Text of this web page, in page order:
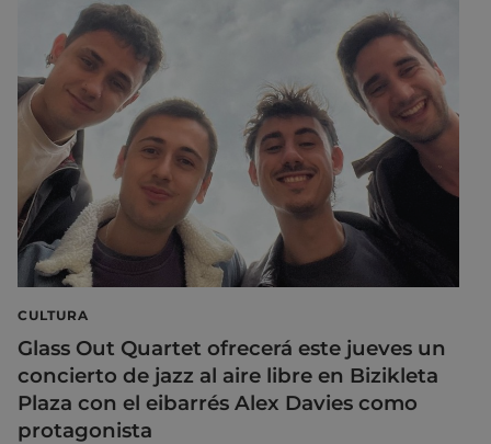
CULTURA
Glass Out Quartet ofrecerá este jueves un
concierto de jazz al aire libre en Bizikleta
Plaza con el eibarrés Alex Davies como
protagonista